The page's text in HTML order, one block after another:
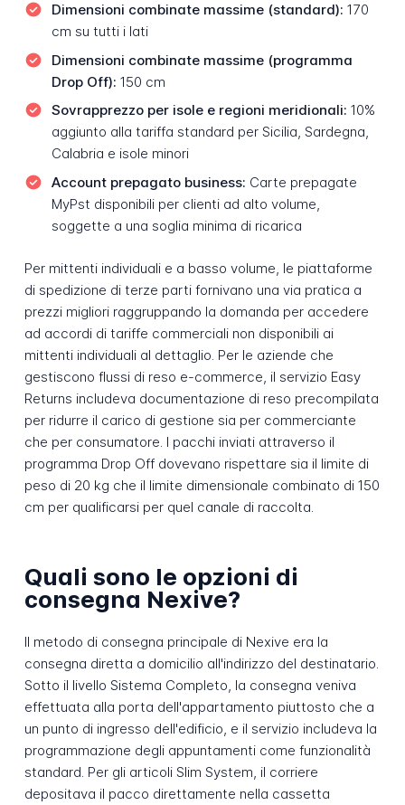
Dimensioni combinate massime (standard): 170
cm su tutti i lati
Dimensioni combinate massime (programma
Drop Off): 150 cm
Sovrapprezzo per isole e regioni meridionali: 10%
aggiunto alla tariffa standard per Sicilia, Sardegna,
Calabria e isole minori
Account prepagato business: Carte prepagate
MyPst disponibili per clienti ad alto volume,
soggette a una soglia minima di ricarica
Per mittenti individuali e a basso volume, le piattaforme
di spedizione di terze parti fornivano una via pratica a
prezzi migliori raggruppando la domanda per accedere
ad accordi di tariffe commerciali non disponibili ai
mittenti individuali al dettaglio. Per le aziende che
gestiscono flussi di reso e-commerce, il servizio Easy
Returns includeva documentazione di reso precompilata
per ridurre il carico di gestione sia per commerciante
che per consumatore. I pacchi inviati attraverso il
programma Drop Off dovevano rispettare sia il limite di
peso di 20 kg che il limite dimensionale combinato di 150
cm per qualificarsi per quel canale di raccolta.
Quali sono le opzioni di
consegna Nexive?
Il metodo di consegna principale di Nexive era la
consegna diretta a domicilio all'indirizzo del destinatario.
Sotto il livello Sistema Completo, la consegna veniva
effettuata alla porta dell'appartamento piuttosto che a
un punto di ingresso dell'edificio, e il servizio includeva la
programmazione degli appuntamenti come funzionalità
standard. Per gli articoli Slim System, il corriere
depositava il pacco direttamente nella cassetta